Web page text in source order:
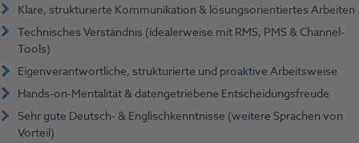
Klare, strukturierte Kommunikation & lösungsorientiertes Arbeiten
Technisches Verständnis (idealerweise mit RMS, PMS & Channel-
Tools)
Eigenverantwortliche, strukturierte und proaktive Arbeitsweise
Hands-on-Mentalität & datengetriebene Entscheidungsfreude
Sehr gute Deutsch- & Englischkenntnisse (weitere Sprachen von
Vorteil)